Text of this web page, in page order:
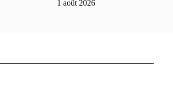
1 août 2026